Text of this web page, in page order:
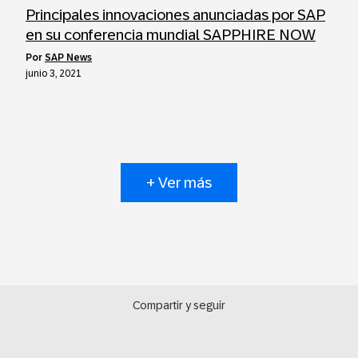
Principales innovaciones anunciadas por SAP
en su conferencia mundial SAPPHIRE NOW
por SAP News
junio 3, 2021
+ Ver más
Compartir y seguir